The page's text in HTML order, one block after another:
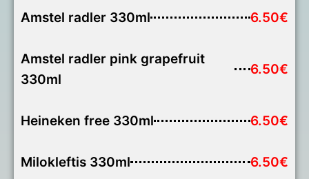
Amstel radler 330ml 6.50€
Amstel radler pink grapefruit
330ml
6.50€
Heineken free 330ml 6.50€
Milokleftis 330ml 6.50€